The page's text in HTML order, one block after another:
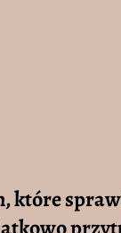
które